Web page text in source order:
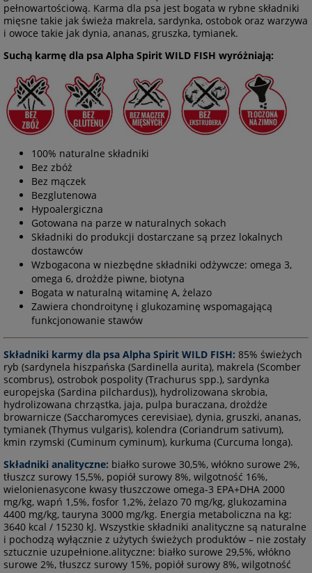
pełnowartościową. Karma dla psa jest bogata w rybne składniki
mięsne takie jak świeża makrela, sardynka, ostobok oraz warzywa
i owoce takie jak dynia, ananas, gruszka, tymianek.
Suchą karmę dla psa Alpha Spirit WILD FISH wyróżniają:
100% naturalne składniki
Bez zbóż
Bez mączek
Bezglutenowa
Hypoalergiczna
Gotowana na parze w naturalnych sokach
Składniki do produkcji dostarczane są przez lokalnych
dostawców
Wzbogacona w niezbędne składniki odżywcze: omega 3,
omega 6, drożdże piwne, biotyna
Bogata w naturalną witaminę A, żelazo
Zawiera chondroitynę i glukozaminę wspomagającą
funkcjonowanie stawów
Składniki karmy dla psa Alpha Spirit WILD FISH: 85% świeżych
ryb (sardynela hiszpańska (Sardinella aurita), makrela (Scomber
scombrus), ostrobok pospolity (Trachurus spp.), sardynka
europejska (Sardina pilchardus)), hydrolizowana skrobia,
hydrolizowana chrząstka, jaja, pulpa buraczana, drożdże
browarnicze (Saccharomyces cerevisiae), dynia, gruszki, ananas,
tymianek (Thymus vulgaris), kolendra (Coriandrum sativum),
kmin rzymski (Cuminum cyminum), kurkuma (Curcuma longa).
Składniki analityczne: białko surowe 30,5%, włókno surowe 2%,
tłuszcz surowy 15,5%, popiół surowy 8%, wilgotność 16%,
wielonienasycone kwasy tłuszczowe omega-3 EPA+DHA 2000
mg/kg, wapń 1,5%, fosfor 1,2%, żelazo 70 mg/kg, glukozamina
4400 mg/kg, tauryna 3000 mg/kg. Energia metaboliczna na kg:
3640 kcal / 15230 kJ. Wszystkie składniki analityczne są naturalne
i pochodzą wyłącznie z użytych świeżych produktów – nie zostały
sztucznie uzupełnione.alityczne: białko surowe 29,5%, włókno
surowe 2%, tłuszcz surowy 15%, popiół surowy 8%, wilgotność